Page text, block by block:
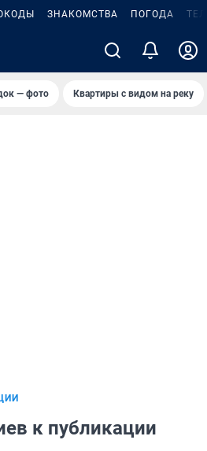
ЗНАКОМСТВА ПОГОДА
— фото Квартиры с видом на реку
к публикации